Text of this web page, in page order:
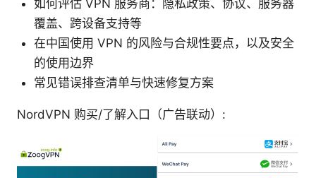
如何评估 VPN 服务商：隐私政策、协议、服务器
覆盖、跨设备支持等
在中国使用 VPN 的风险与合规性要点，以及安全
的使用边界
常见错误排查清单与快速修复方案
NordVPN 购买/了解入口（广告联动）: